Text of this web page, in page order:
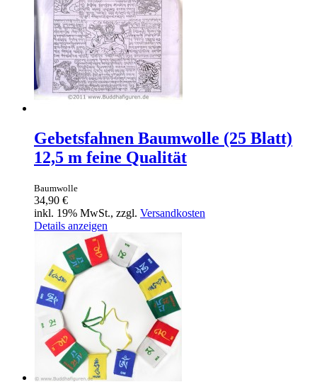
Gebetsfahnen Baumwolle (25 Blatt)
12,5 m feine Qualität
Baumwolle
34,90 €
inkl. 19% MwSt., zzgl. Versandkosten
Details anzeigen